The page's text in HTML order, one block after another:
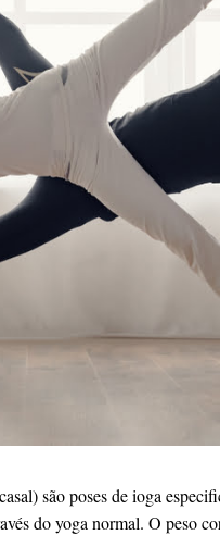
são poses de ioga
do yoga normal. O peso